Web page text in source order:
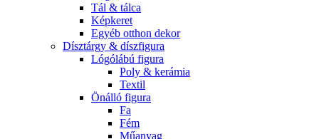
Tál & tálca
Képkeret
Egyéb otthon dekor
Dísztárgy & díszfigura
Lógólábú figura
Poly & kerámia
Textil
Önálló figura
Fa
Fém
Műanyag